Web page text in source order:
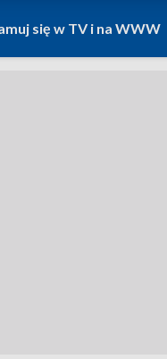
się w TV i na WWW